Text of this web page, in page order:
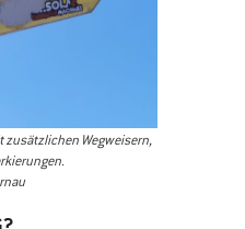
zusätzlichen Wegweisern,